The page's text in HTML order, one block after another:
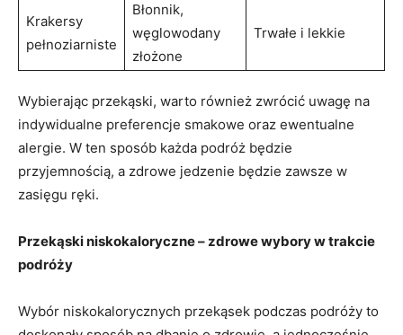
Krakersy‌
pełnoziarniste
Błonnik,
węglowodany
złożone
Trwałe i lekkie
Wybierając przekąski, warto również zwrócić uwagę na⁣
indywidualne⁤ preferencje smakowe oraz ewentualne
alergie. W ten sposób każda podróż będzie
przyjemnością, a zdrowe jedzenie⁤ będzie zawsze⁢ w
zasięgu ręki.
Przekąski niskokaloryczne – zdrowe wybory w trakcie
podróży
Wybór niskokalorycznych przekąsek ⁢podczas podróży to